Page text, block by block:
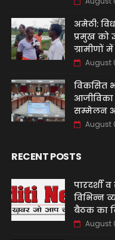
अमेठी:
प्रमुख को
ग्रामीणों
August
विकसित
सम्मेलन
August
RECENT POSTS
पारदर्शी
विभिन्न
बैठक का
August